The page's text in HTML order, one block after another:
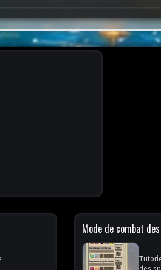
Mode de combat